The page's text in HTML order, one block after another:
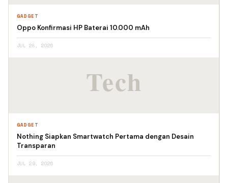
GADGET
Oppo Konfirmasi HP Baterai 10.000 mAh
JUL 28, 2026
GADGET
Nothing Siapkan Smartwatch Pertama dengan Desain
Transparan
JUL 29, 2026